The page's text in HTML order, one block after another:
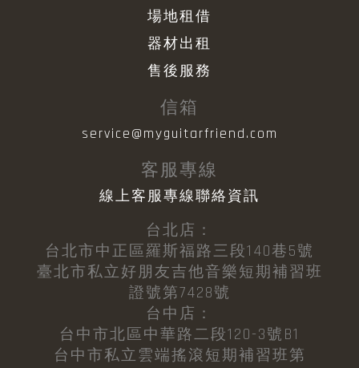
場地租借
器材出租
售後服務
信箱
service@myguitarfriend.com
客服專線
線上客服專線聯絡資訊
台北店：
台北市中正區羅斯福路三段140巷5號
臺北市私立好朋友吉他音樂短期補習班
證號第7428號
台中店：
台中市北區中華路二段120-3號B1
台中市私立雲端搖滾短期補習班第